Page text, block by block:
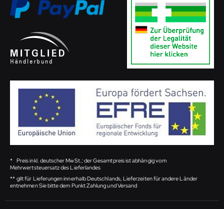
* Preis inkl. deutscher MwSt.; der Gesamtpreis ist abhängig vom
Mehrwertsteuersatz des Lieferlandes
** gilt für Lieferungen innerhalb Deutschlands, Lieferzeiten für andere Länder
entnehmen Sie bitte dem Punkt Zahlung und Versand